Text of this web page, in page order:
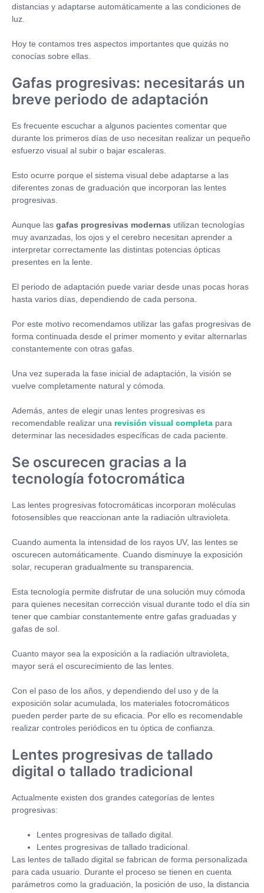
distancias y adaptarse automáticamente a las condiciones de
luz.
Hoy te contamos tres aspectos importantes que quizás no
conocías sobre ellas.
Gafas progresivas: necesitarás un
breve periodo de adaptación
Es frecuente escuchar a algunos pacientes comentar que
durante los primeros días de uso necesitan realizar un pequeño
esfuerzo visual al subir o bajar escaleras.
Esto ocurre porque el sistema visual debe adaptarse a las
diferentes zonas de graduación que incorporan las lentes
progresivas.
Aunque las gafas progresivas modernas utilizan tecnologías
muy avanzadas, los ojos y el cerebro necesitan aprender a
interpretar correctamente las distintas potencias ópticas
presentes en la lente.
El periodo de adaptación puede variar desde unas pocas horas
hasta varios días, dependiendo de cada persona.
Por este motivo recomendamos utilizar las gafas progresivas de
forma continuada desde el primer momento y evitar alternarlas
constantemente con otras gafas.
Una vez superada la fase inicial de adaptación, la visión se
vuelve completamente natural y cómoda.
Además, antes de elegir unas lentes progresivas es
recomendable realizar una revisión visual completa para
determinar las necesidades específicas de cada paciente.
Se oscurecen gracias a la
tecnología fotocromática
Las lentes progresivas fotocromáticas incorporan moléculas
fotosensibles que reaccionan ante la radiación ultravioleta.
Cuando aumenta la intensidad de los rayos UV, las lentes se
oscurecen automáticamente. Cuando disminuye la exposición
solar, recuperan gradualmente su transparencia.
Esta tecnología permite disfrutar de una solución muy cómoda
para quienes necesitan corrección visual durante todo el día sin
tener que cambiar constantemente entre gafas graduadas y
gafas de sol.
Cuanto mayor sea la exposición a la radiación ultravioleta,
mayor será el oscurecimiento de las lentes.
Con el paso de los años, y dependiendo del uso y de la
exposición solar acumulada, los materiales fotocromáticos
pueden perder parte de su eficacia. Por ello es recomendable
realizar controles periódicos en tu óptica de confianza.
Lentes progresivas de tallado
digital o tallado tradicional
Actualmente existen dos grandes categorías de lentes
progresivas:
Lentes progresivas de tallado digital.
Lentes progresivas de tallado tradicional.
Las lentes de tallado digital se fabrican de forma personalizada
para cada usuario. Durante el proceso se tienen en cuenta
parámetros como la graduación, la posición de uso, la distancia